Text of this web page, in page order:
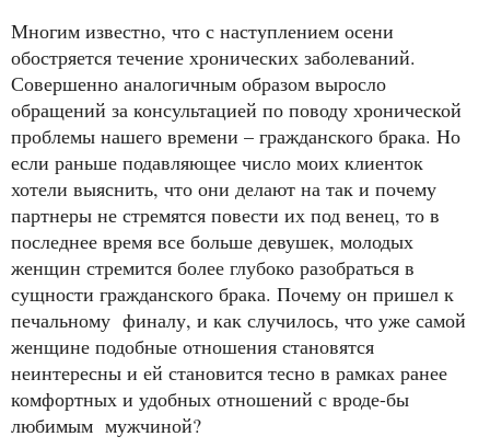
Многим известно, что с наступлением осени
обостряется течение хронических заболеваний.
Совершенно аналогичным образом выросло
обращений за консультацией по поводу хронической
проблемы нашего времени – гражданского брака. Но
если раньше подавляющее число моих клиенток
хотели выяснить, что они делают на так и почему
партнеры не стремятся повести их под венец, то в
последнее время все больше девушек, молодых
женщин стремится более глубоко разобраться в
сущности гражданского брака. Почему он пришел к
печальному финалу, и как случилось, что уже самой
женщине подобные отношения становятся
неинтересны и ей становится тесно в рамках ранее
комфортных и удобных отношений с вроде-бы
любимым мужчиной?